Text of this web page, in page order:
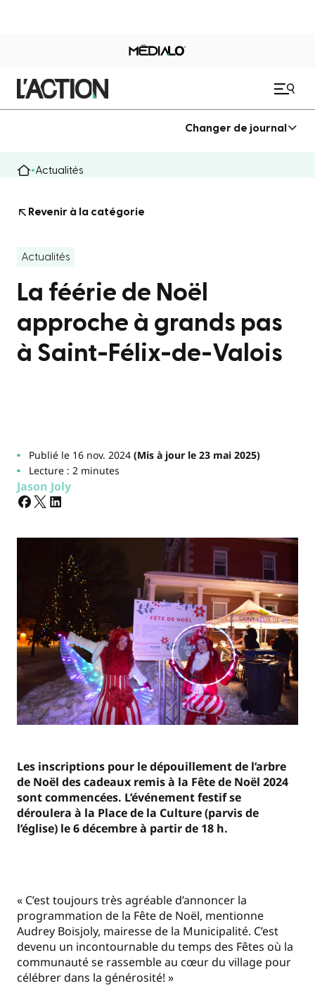
Changer de journal
Actualités
Revenir à la catégorie
Actualités
La féérie de Noël
approche à grands pas
à Saint-Félix-de-Valois
Publié le 16 nov. 2024(Mis à jour le 23 mai 2025)
Lecture : 2 minutes
Jason Joly
Les inscriptions pour le dépouillement de l’arbre
de Noël des cadeaux remis à la Fête de Noël 2024
sont commencées. L’événement festif se
déroulera à la Place de la Culture (parvis de
l’église) le 6 décembre à partir de 18 h.
« C’est toujours très agréable d’annoncer la
programmation de la Fête de Noël, mentionne
Audrey Boisjoly, mairesse de la Municipalité. C’est
devenu un incontournable du temps des Fêtes où la
communauté se rassemble au cœur du village pour
célébrer dans la générosité! »